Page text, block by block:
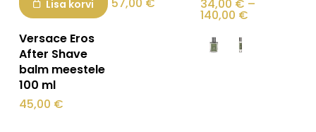
Lisa korvi
Versace Eros
After Shave
balm meestele
100 ml
45,00 €
mitu
varianti.
34,00 € –
140,00 €